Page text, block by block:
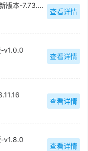
菜鸟点我达(菜鸟小哥)最新版本-7.73.0.6
查看详情
-v1.0.0
查看详情
查看详情
-v1.8.0
查看详情